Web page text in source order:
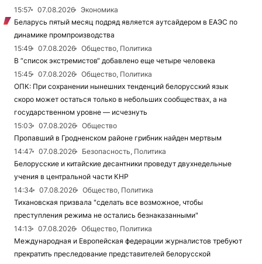
15:57
07.08.2026
Экономика
Беларусь пятый месяц подряд является аутсайдером в ЕАЭС по
динамике промпроизводства
15:49
07.08.2026
Общество, Политика
В “список экстремистов“ добавлено еще четыре человека
15:45
07.08.2026
Общество, Политика
ОПК: При сохранении нынешних тенденций белорусский язык
скоро может остаться только в небольших сообществах, а на
государственном уровне — исчезнуть
15:03
07.08.2026
Общество
Пропавший в Гродненском районе грибник найден мертвым
14:47
07.08.2026
Безопасность, Политика
Белорусские и китайские десантники проведут двухнедельные
учения в центральной части КНР
14:34
07.08.2026
Общество, Политика
Тихановская призвала "сделать все возможное, чтобы
преступления режима не остались безнаказанными"
14:13
07.08.2026
Общество, Политика
Международная и Европейская федерации журналистов требуют
прекратить преследование представителей белорусской